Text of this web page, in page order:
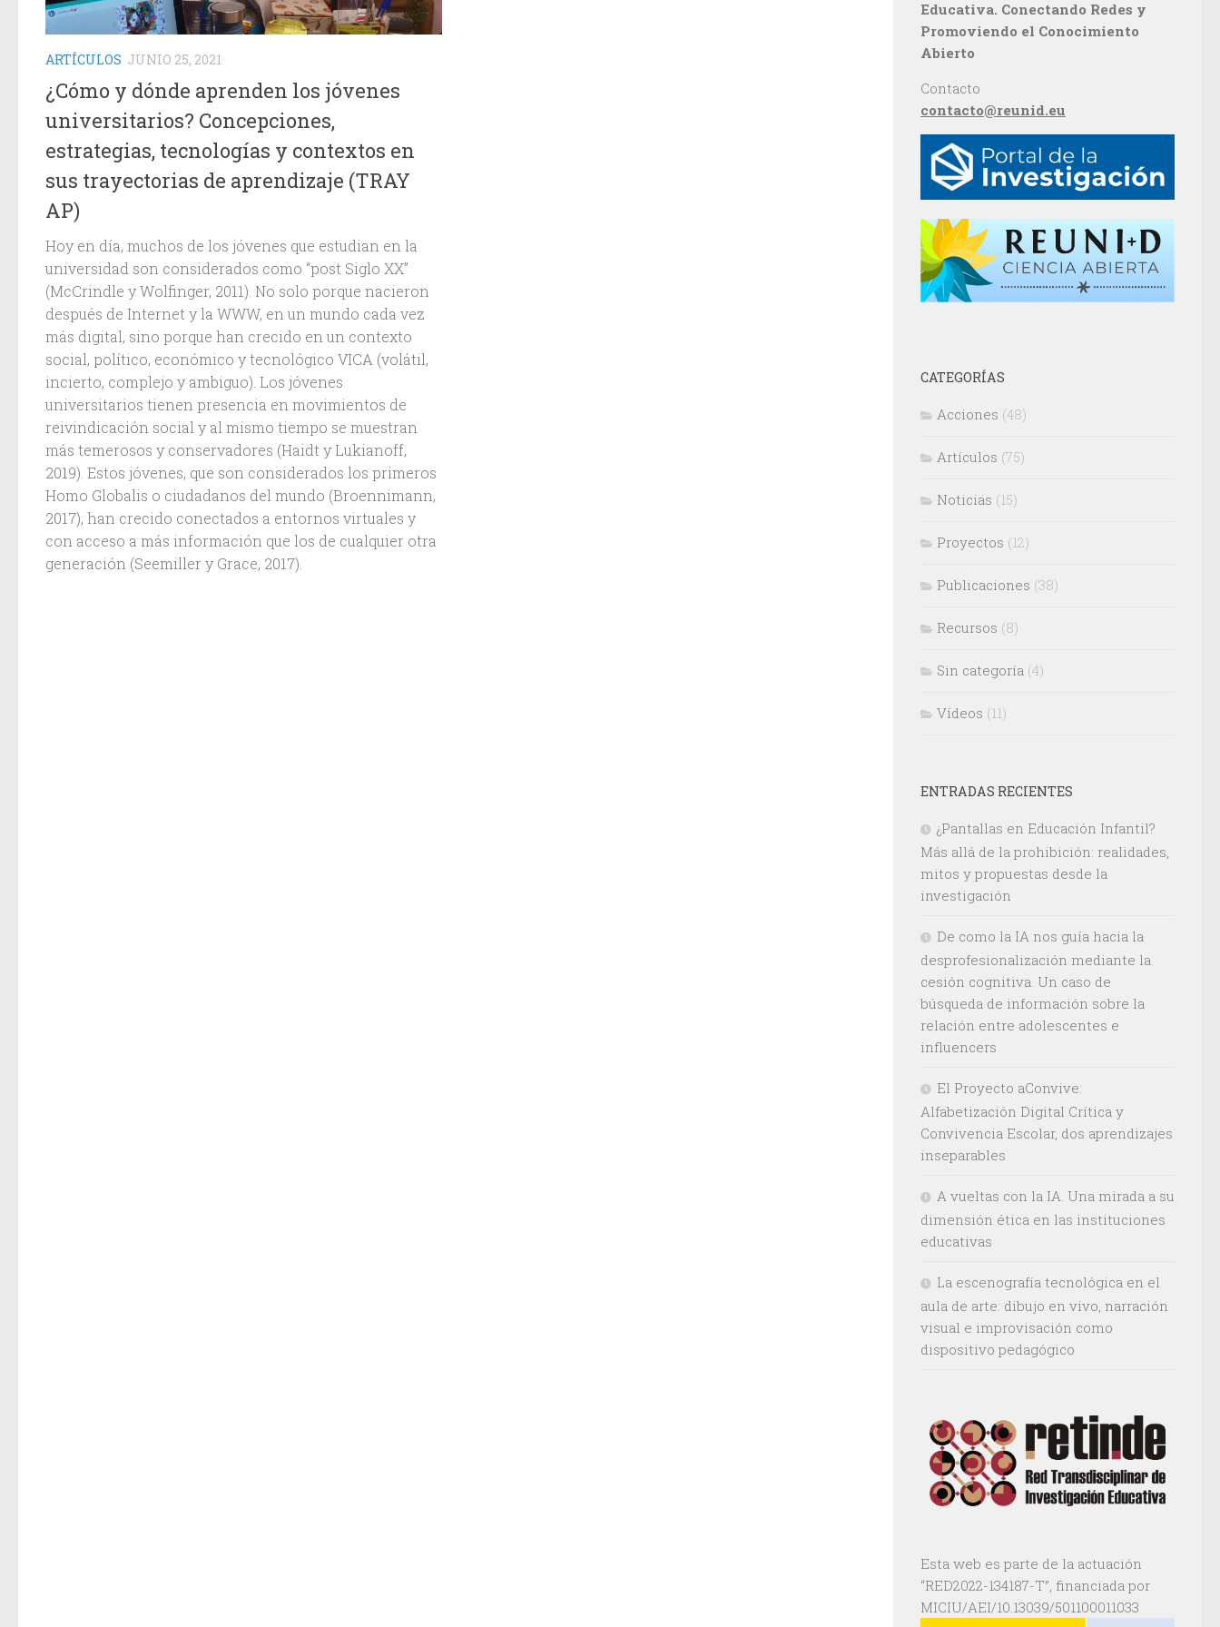
ARTÍCULOS JUNIO 25, 2021
¿Cómo y dónde aprenden los jóvenes
universitarios? Concepciones,
estrategias, tecnologías y contextos en
sus trayectorias de aprendizaje (TRAY
AP)
Hoy en día, muchos de los jóvenes que estudian en la
universidad son considerados como “post Siglo XX”
(McCrindle y Wolfinger, 2011). No solo porque nacieron
después de Internet y la WWW, en un mundo cada vez
más digital, sino porque han crecido en un contexto
social, político, económico y tecnológico VICA (volátil,
incierto, complejo y ambiguo). Los jóvenes
universitarios tienen presencia en movimientos de
reivindicación social y al mismo tiempo se muestran
más temerosos y conservadores (Haidt y Lukianoff,
2019). Estos jóvenes, que son considerados los primeros
Homo Globalis o ciudadanos del mundo (Broennimann,
2017), han crecido conectados a entornos virtuales y
con acceso a más información que los de cualquier otra
generación (Seemiller y Grace, 2017).
Educativa. Conectando Redes y
Promoviendo el Conocimiento
Abierto
Contacto
contacto@reunid.eu
CATEGORÍAS
Acciones (48)
Artículos (75)
Noticias (15)
Proyectos (12)
Publicaciones (38)
Recursos (8)
Sin categoría (4)
Vídeos (11)
ENTRADAS RECIENTES
¿Pantallas en Educación Infantil?
Más allá de la prohibición: realidades,
mitos y propuestas desde la
investigación
De como la IA nos guía hacia la
desprofesionalización mediante la
cesión cognitiva. Un caso de
búsqueda de información sobre la
relación entre adolescentes e
influencers
El Proyecto aConvive:
Alfabetización Digital Crítica y
Convivencia Escolar, dos aprendizajes
inseparables
A vueltas con la IA. Una mirada a su
dimensión ética en las instituciones
educativas
La escenografía tecnológica en el
aula de arte: dibujo en vivo, narración
visual e improvisación como
dispositivo pedagógico
Esta web es parte de la actuación
“RED2022-134187-T”, financiada por
MICIU/AEI/10.13039/501100011033